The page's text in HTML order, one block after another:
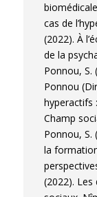
cas de
(2022). À
de la
Ponnou, S.
Ponnou
hyperactifs
Champ
Ponnou, S.
la
(2022).